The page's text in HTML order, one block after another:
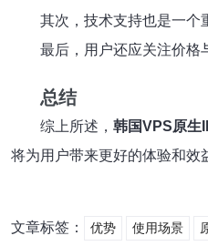
其次，技术支持也是一个
最后，用户还应关注价格
总结
综上所述， 韩国VPS原生
将为用户带来更好的体验和效
文章标签： 优势 使用场景